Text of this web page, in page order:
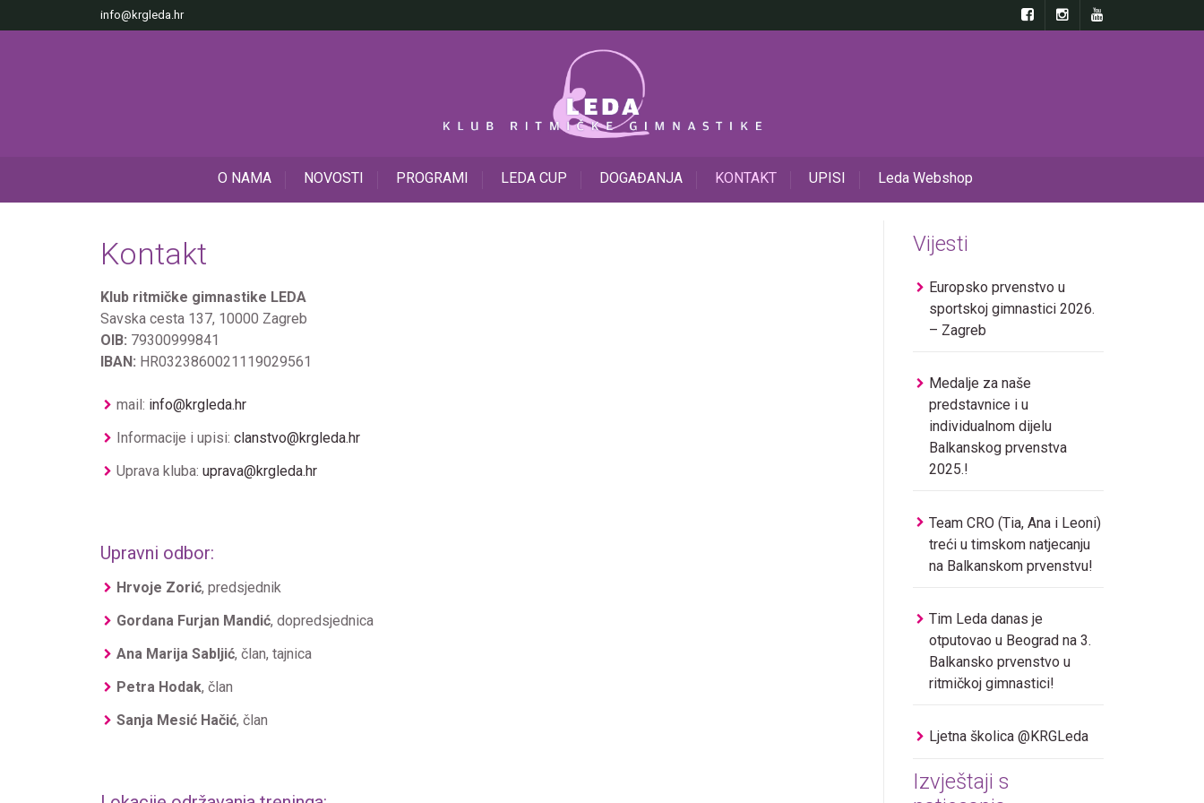
info@krgleda.hr
O NAMA NOVOSTI PROGRAMI LEDA CUP DOGAĐANJA KONTAKT UPISI Leda Webshop
Kontakt
Klub ritmičke gimnastike LEDA
Savska cesta 137, 10000 Zagreb
OIB: 79300999841
IBAN: HR0323860021119029561
mail: info@krgleda.hr
Informacije i upisi: clanstvo@krgleda.hr
Uprava kluba: uprava@krgleda.hr
Upravni odbor:
Hrvoje Zorić, predsjednik
Gordana Furjan Mandić, dopredsjednica
Ana Marija Sabljić, član, tajnica
Petra Hodak, član
Sanja Mesić Hačić, član
Vijesti
Europsko prvenstvo u
sportskoj gimnastici 2026.
– Zagreb
Medalje za naše
predstavnice i u
individualnom dijelu
Balkanskog prvenstva
2025.!
Team CRO (Tia, Ana i Leoni)
treći u timskom natjecanju
na Balkanskom prvenstvu!
Tim Leda danas je
otputovao u Beograd na 3.
Balkansko prvenstvo u
ritmičkoj gimnastici!
Ljetna školica @KRGLeda
Izvještaji s